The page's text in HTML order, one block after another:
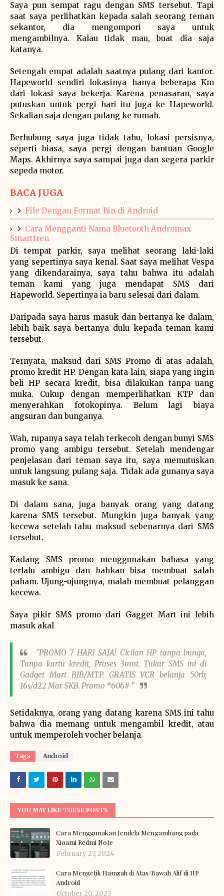
Saya pun sempat ragu dengan SMS tersebut. Tapi
saat saya perlihatkan kepada salah seorang teman
sekantor, dia mengompori saya untuk
mengambilnya. Kalau tidak mau, buat dia saja
katanya.
Setengah empat adalah saatnya pulang dari kantor.
Hapeworld sendiri lokasinya hanya beberapa Km
dari lokasi saya bekerja. Karena penasaran, saya
putuskan untuk pergi hari itu juga ke Hapeworld.
Sekalian saja dengan pulang ke rumah.
Berhubung saya juga tidak tahu, lokasi persisnya,
seperti biasa, saya pergi dengan bantuan Google
Maps. Akhirnya saya sampai juga dan segera parkir
sepeda motor.
BACA JUGA
File Dengan Format Bin di Android
Cara Mengganti Nama Bluetooth Andromax
Smartfren
Di tempat parkir, saya melihat seorang laki-laki
yang sepertinya saya kenal. Saat saya melihat Vespa
yang dikendarainya, saya tahu bahwa itu adalah
teman kami yang juga mendapat SMS dari
Hapeworld. Sepertinya ia baru selesai dari dalam.
Daripada saya harus masuk dan bertanya ke dalam,
lebih baik saya bertanya dulu kepada teman kami
tersebut.
Ternyata, maksud dari SMS Promo di atas adalah,
promo kredit HP. Dengan kata lain, siapa yang ingin
beli HP secara kredit, bisa dilakukan tanpa uang
muka. Cukup dengan memperlihatkan KTP dan
menyerahkan fotokopinya. Belum lagi biaya
angsuran dan bunganya.
Wah, rupanya saya telah terkecoh dengan bunyi SMS
promo yang ambigu tersebut. Setelah mendengar
penjelasan dari teman saya itu, saya memutuskan
untuk langsung pulang saja. Tidak ada gunanya saya
masuk ke sana.
Di dalam sana, juga banyak orang yang datang
karena SMS tersebut. Mungkin juga banyak yang
kecewa setelah tahu maksud sebenarnya dari SMS
tersebut.
Kadang SMS promo menggunakan bahasa yang
terlalu ambigu dan bahkan bisa membuat salah
paham. Ujung-ujungnya, malah membuat pelanggan
kecewa.
Saya pikir SMS promo dari Gagget Mart ini lebih
masuk akal
"PROMO 7 HARI SAJA! Cicilan HP tanpa bunga,
Tanpa kartu kredit, Proses 3mnt. Tukar SMS ini di
Gadget Mart BJB/MTP. GRATIS VCR belanja 50rb,
16s/d22 Mar. SKB. Promo *606# "
Setidaknya, orang yang datang karena SMS ini tahu
bahwa dia memang untuk mengambil kredit, atau
untuk memperoleh vocher belanja.
Tags Android
YOU MAY LIKE THESE POSTS
Cara Menggunakan Jendela Mengambang pada
Xioami Redmi Note
February 27, 2024
Cara Mengetik Hamzah di Atas/Bawah Alif di HP
Android
October 20, 2023